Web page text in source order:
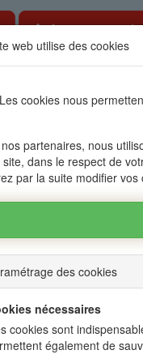
web utilise des cookies
Les cookies nous
partenaires, nous
site, dans le respect de
par la suite modifier
des cookies
nécessaires
cookies sont
également de
Annonce
Locations
GRAND GAUBE -